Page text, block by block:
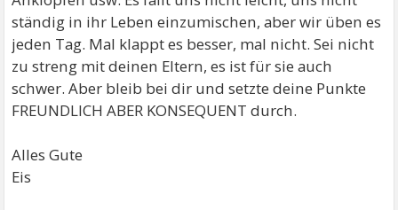
ständig in ihr Leben einzumischen, aber wir üben es
jeden Tag. Mal klappt es besser, mal nicht. Sei nicht
zu streng mit deinen Eltern, es ist für sie auch
schwer. Aber bleib bei dir und setzte deine Punkte
FREUNDLICH ABER KONSEQUENT durch.
Alles Gute
Eis